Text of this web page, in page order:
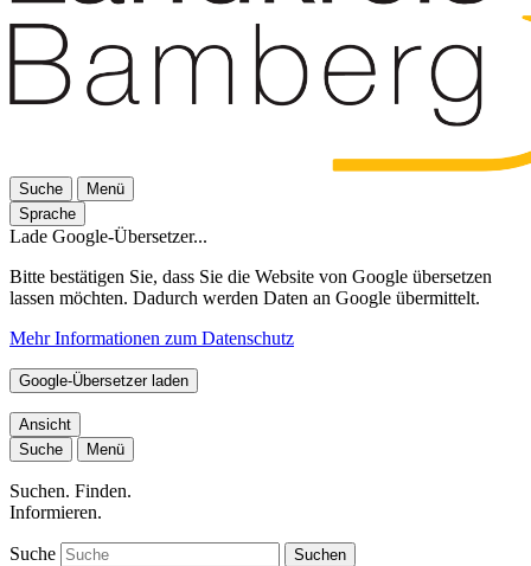
Suche
Menü
Sprache
Lade Google-Übersetzer...
Bitte bestätigen Sie, dass Sie die Website von Google übersetzen
lassen möchten. Dadurch werden Daten an Google übermittelt.
Mehr Informationen zum Datenschutz
Google-Übersetzer laden
Ansicht
Suche
Menü
Suchen. Finden.
Informieren.
Suche Suchen